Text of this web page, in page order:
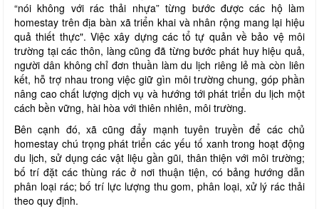
“nói không với rác thải nhựa” từng bước được các hộ làm
homestay trên địa bàn xã triển khai và nhân rộng mang lại hiệu
quả thiết thực". Việc xây dựng các tổ tự quản về bảo vệ môi
trường tại các thôn, làng cũng đã từng bước phát huy hiệu quả,
người dân không chỉ đơn thuần làm du lịch riêng lẻ mà còn liên
kết, hỗ trợ nhau trong việc giữ gìn môi trường chung, góp phần
nâng cao chất lượng dịch vụ và hướng tới phát triển du lịch một
cách bền vững, hài hòa với thiên nhiên, môi trường.
Bên cạnh đó, xã cũng đẩy mạnh tuyên truyền để các chủ
homestay chú trọng phát triển các yếu tố xanh trong hoạt động
du lịch, sử dụng các vật liệu gần gũi, thân thiện với môi trường;
bố trí đặt các thùng rác ở nơi thuận tiện, có bảng hướng dẫn
phân loại rác; bố trí lực lượng thu gom, phân loại, xử lý rác thải
theo quy định.